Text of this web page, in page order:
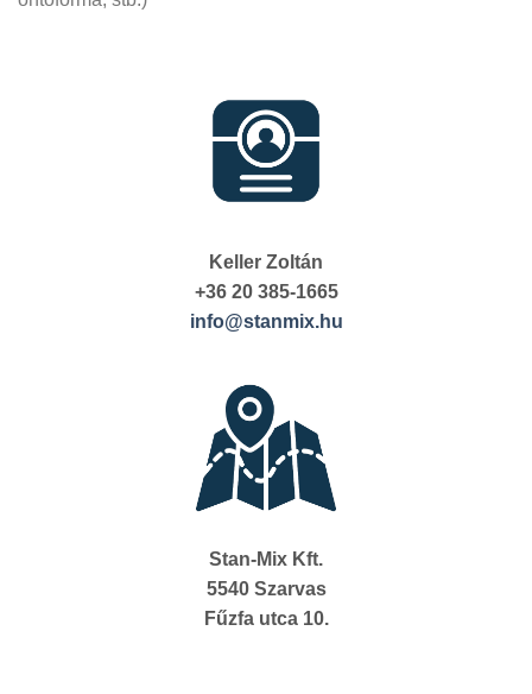
Keller Zoltán
+36 20 385-1665
info@stanmix.hu
Stan-Mix Kft.
5540 Szarvas
Fűzfa utca 10.